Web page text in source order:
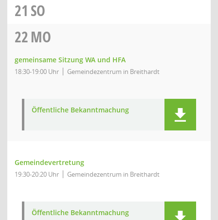
21 SO
22MO
gemeinsame Sitzung WA und HFA
18:30-19:00 Uhr Gemeindezentrum in Breithardt
Öffentliche Bekanntmachung
Gemeindevertretung
19:30-20:20 Uhr Gemeindezentrum in Breithardt
Öffentliche Bekanntmachung